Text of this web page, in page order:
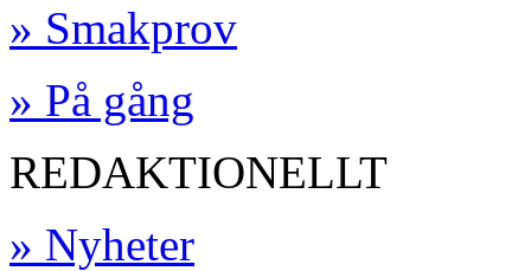
» Smakprov
» På gång
REDAKTIONELLT
» Nyheter